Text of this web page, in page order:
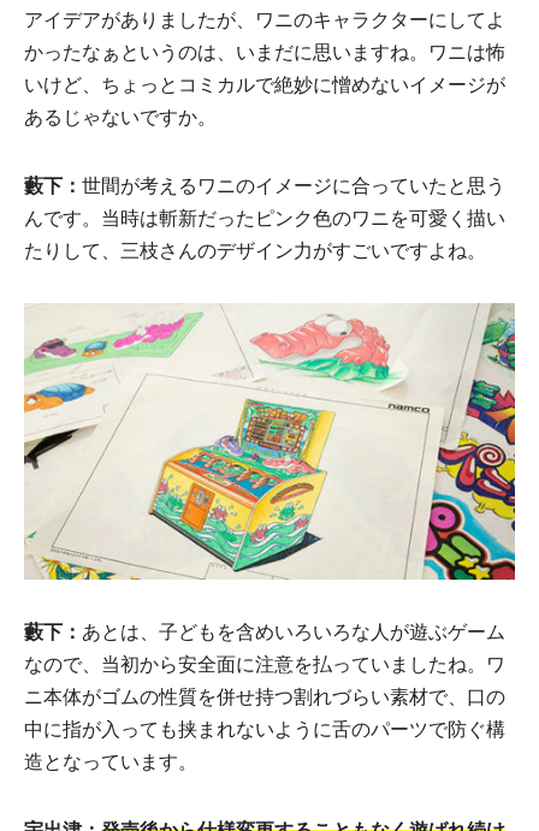
アイデアがありましたが、ワニのキャラクターにしてよ
かったなぁというのは、いまだに思いますね。ワニは怖
いけど、ちょっとコミカルで絶妙に憎めないイメージが
あるじゃないですか。
藪下： 世間が考えるワニのイメージに合っていたと思う
んです。当時は斬新だったピンク色のワニを可愛く描い
たりして、三枝さんのデザイン力がすごいですよね。
藪下： あとは、子どもを含めいろいろな人が遊ぶゲーム
なので、当初から安全面に注意を払っていましたね。ワ
ニ本体がゴムの性質を併せ持つ割れづらい素材で、口の
中に指が入っても挟まれないように舌のパーツで防ぐ構
造となっています。